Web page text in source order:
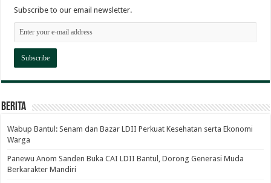
Subscribe to our email newsletter.
Berita
Wabup Bantul: Senam dan Bazar LDII Perkuat Kesehatan serta Ekonomi
Warga
Panewu Anom Sanden Buka CAI LDII Bantul, Dorong Generasi Muda
Berkarakter Mandiri